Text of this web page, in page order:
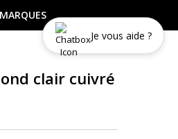
MARQUES
clair cuivré
Je vous aide ?